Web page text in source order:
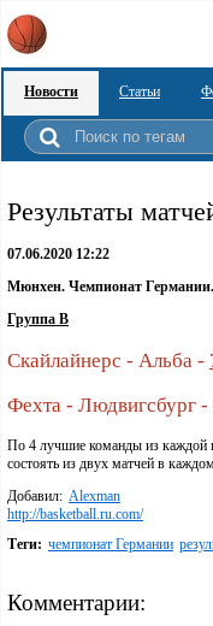
Новости Статьи
Результаты
07.06.2020 12:22
Мюнхен. Чемпионат
Группа B
Скайлайнерс - Альба -
Фехта - Людвигсбург -
По 4 лучшие команды из каждой
состоять из двух матчей в
Добавил: Alexman
http://basketball.ru.com/
Теги: чемпионат Германии
Комментарии: